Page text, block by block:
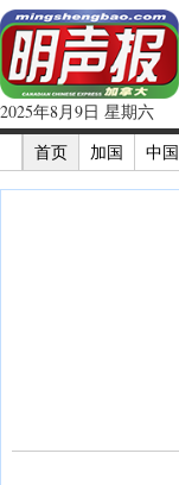
2025年8月9日 星期六
首页
加国 中国